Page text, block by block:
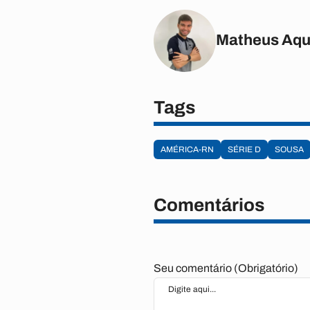
Matheus
Tags
AMÉRICA-RN SÉRIE D SOUSA
Comentários
Seu comentário (Obrigatório)